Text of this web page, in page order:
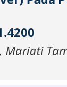
Mariati